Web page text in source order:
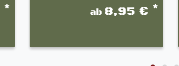
* ab 8,95 € *